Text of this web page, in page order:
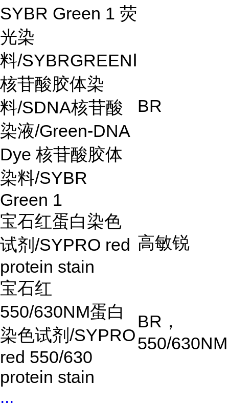
SYBR Green 1 荧
光染
料/SYBRGREENⅠ
核苷酸胶体染
料/SDNA核苷酸
染液/Green-DNA
Dye 核苷酸胶体
染料/SYBR
Green 1
BR
宝石红蛋白染色
试剂/SYPRO red
protein stain
高敏锐
宝石红
550/630NM蛋白
染色试剂/SYPRO
red 550/630
protein stain
BR ，
550/630NM
...